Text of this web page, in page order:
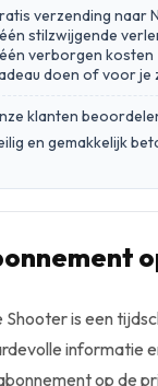
verzending naar
stilzwijgende
verborgen kosten
doen of voor je
klanten
en gemakkelijk
Shooter is een
informatie
op de